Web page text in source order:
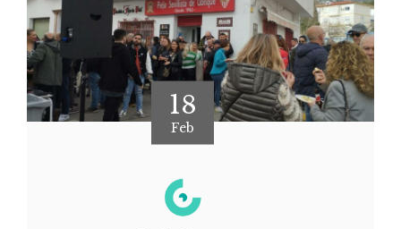
18
Feb